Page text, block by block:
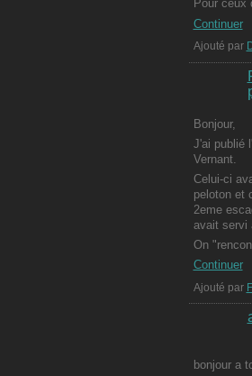
Pour ceux
Continuer
Ajouté par
Bonjour,
J'ai publié
Vernant.
Celui-ci
peloton et
2eme
avait servi
On
Continuer
Ajouté par
bonjour a